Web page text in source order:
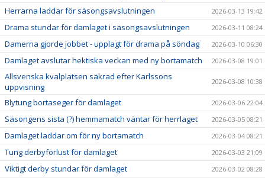
Herrarna laddar för säsongsavslutningen 2026-03-13 19:42
Drama stundar för damlaget i säsongsavslutningen 2026-03-11 08:24
Damerna gjorde jobbet - upplagt för drama på söndag 2026-03-10 06:30
Damlaget avslutar hektiska veckan med ny bortamatch 2026-03-08 19:01
Allsvenska kvalplatsen säkrad efter Karlssons
uppvisning
2026-03-08 10:38
Blytung bortaseger för damlaget 2026-03-06 22:04
Säsongens sista (?) hemmamatch väntar för herrlaget 2026-03-05 08:21
Damlaget laddar om för ny bortamatch 2026-03-04 08:21
Tung derbyförlust för damlaget 2026-03-03 21:09
Viktigt derby stundar för damlaget 2026-03-02 08:28